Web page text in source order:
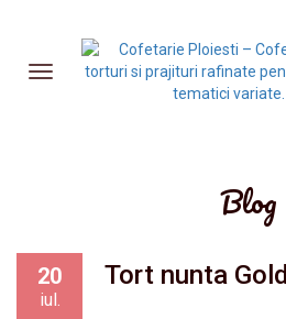
Blog
20
iul.
Tort nunta Gold